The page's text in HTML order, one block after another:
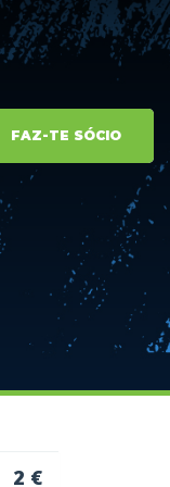
FAZ-TE SÓCIO
2 €